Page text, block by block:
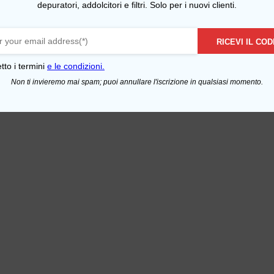
depuratori, addolcitori e filtri. Solo per i nuovi clienti.
RICEVI IL
i termini e le condizioni.
Non ti invieremo mai spam; puoi annullare l'iscrizione in qualsiasi momento.